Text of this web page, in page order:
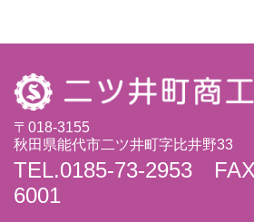
〒018-3155
秋田県能代市二ツ井町字比井野33
TEL.0185-73-2953
6001